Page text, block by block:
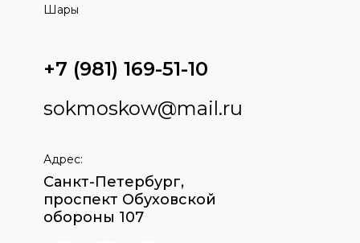
Шары
+7 (981) 169-51-10
sokmoskow@mail.ru
Адрес:
Санкт-Петербург,
проспект Обуховской
обороны 107